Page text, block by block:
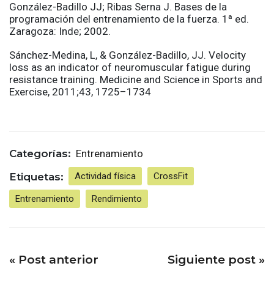
González-Badillo JJ; Ribas Serna J. Bases de la
programación del entrenamiento de la fuerza. 1ª ed.
Zaragoza: Inde; 2002.
Sánchez-Medina, L, & González-Badillo, JJ. Velocity
loss as an indicator of neuromuscular fatigue during
resistance training. Medicine and Science in Sports and
Exercise, 2011;43, 1725–1734
Categorías: Entrenamiento
Etiquetas:
Actividad física CrossFit
Entrenamiento Rendimiento
« Post anterior Siguiente post »